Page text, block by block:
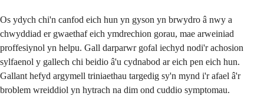
Os ydych chi'n canfod eich hun yn gyson yn brwydro â nwy a
chwyddiad er gwaethaf eich ymdrechion gorau, mae arweiniad
proffesiynol yn helpu. Gall darparwr gofal iechyd nodi'r achosion
sylfaenol y gallech chi beidio â'u cydnabod ar eich pen eich hun.
Gallant hefyd argymell triniaethau targedig sy'n mynd i'r afael â'r
broblem wreiddiol yn hytrach na dim ond cuddio symptomau.